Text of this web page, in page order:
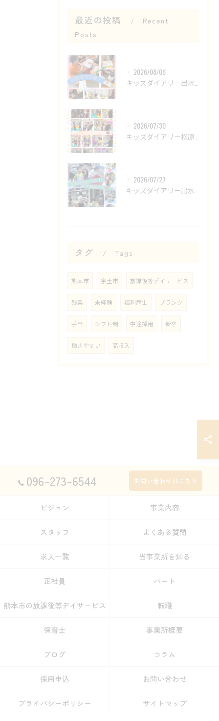
最近の投稿
Recent
Posts
2026/08/06
2026/07/30
2026/07/27
タグ Tags
熊本市 宇土市 放課後等デイサービス
残業 未経験 福利厚生 ブランク
手当 シフト制 中途採用 新卒
働きやすい 高収入
096-273-6544 お問い合わせはこちら
ビジョン 事業内容
スタッフ よくある質問
求人一覧 当事業所を知る
正社員 パート
熊本市の放課後等デイサービス 転職
保育士 事業所概要
ブログ コラム
採用申込 お問い合わせ
プライバシーポリシー サイトマップ